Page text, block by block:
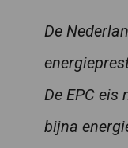
De
De EPC eis
bijna